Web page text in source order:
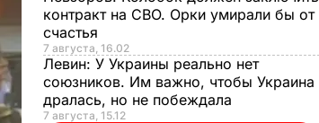
контракт на СВО. Орки умирали бы от
счастья
7 августа, 16.02
Левин: У Украины реально нет
союзников. Им важно, чтобы Украина
дралась, но не побеждала
7 августа, 15.12